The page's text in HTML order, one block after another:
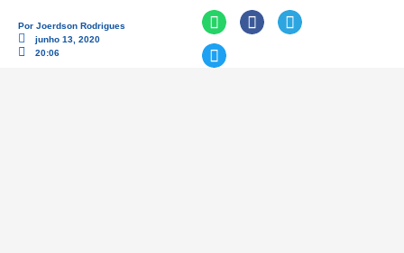
Por Joerdson Rodrigues
junho 13, 2020
20:06